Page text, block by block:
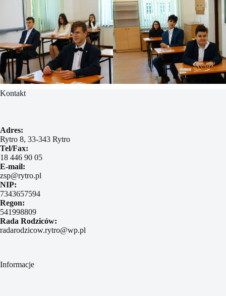
Kontakt
Adres:
Rytro 8, 33-343 Rytro
Tel/Fax:
18 446 90 05
E-mail:
zsp@rytro.pl
NIP:
7343657594
Regon:
541998809
Rada Rodziców:
radarodzicow.rytro@wp.pl
Informacje